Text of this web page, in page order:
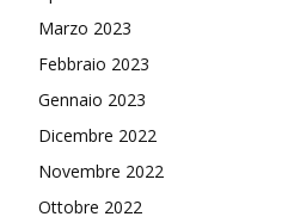
Marzo 2023
Febbraio 2023
Gennaio 2023
Dicembre 2022
Novembre 2022
Ottobre 2022